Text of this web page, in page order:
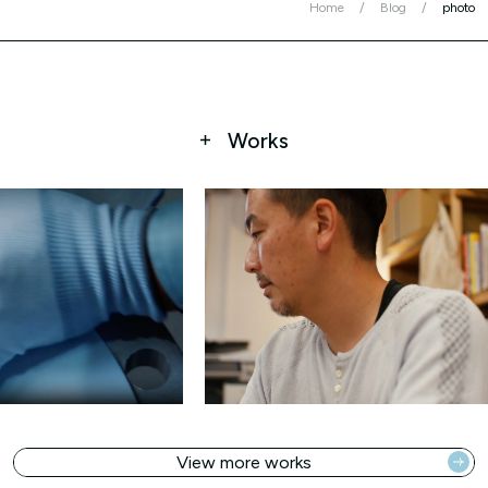
Home Blog photo
Works
View more works